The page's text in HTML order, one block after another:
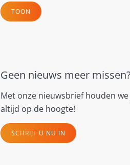
TOON
Geen nieuws meer missen?
Met onze nieuwsbrief houden we
altijd op de hoogte!
SCHRIJF U NU IN